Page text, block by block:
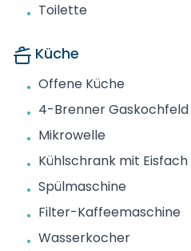
• Toilette
Küche
• Offene Küche
• 4-Brenner Gaskochfeld
• Mikrowelle
• Kühlschrank mit Eisfach
• Spülmaschine
• Filter-Kaffeemaschine
• Wasserkocher